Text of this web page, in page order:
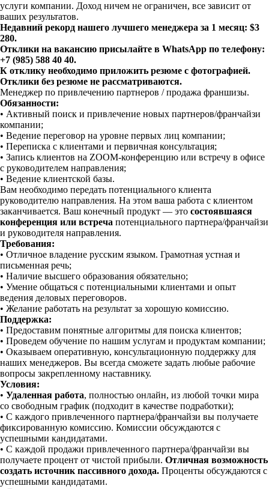
услуги компании. Доход ничем не ограничен, все зависит от
ваших результатов.
Недавний рекорд нашего лучшего менеджера за 1 месяц: $3
280.
Отклики на вакансию присылайте в WhatsApp по телефону:
+7 (985) 588 40 40.
К отклику необходимо приложить резюме с фотографией.
Отклики без резюме не рассматриваются.
Менеджер по привлечению партнеров / продажа франшизы.
Обязанности:
• Активный поиск и привлечение новых партнеров/франчайзи
компании;
• Ведение переговор на уровне первых лиц компании;
• Переписка с клиентами и первичная консультация;
• Запись клиентов на ZOOM-конференцию или встречу в офисе
с руководителем направления;
• Ведение клиентской базы.
Вам необходимо передать потенциального клиента
руководителю направления. На этом ваша работа с клиентом
заканчивается.️ Ваш конечный продукт — это состоявшаяся
конференция или встреча потенциального партнера/франчайзи
и руководителя направления.
Требования:
• Отличное владение русским языком. Грамотная устная и
письменная речь;
• Наличие высшего образования обязательно;
• Умение общаться с потенциальными клиентами и опыт
ведения деловых переговоров.
• Желание работать на результат за хорошую комиссию.
Поддержка:
• Предоставим понятные алгоритмы для поиска клиентов;
• Проведем обучение по нашим услугам и продуктам компании;
• Оказываем оперативную, консультационную поддержку для
наших менеджеров. Вы всегда сможете задать любые рабочие
вопросы закрепленному наставнику.
Условия:
• Удаленная работа, полностью онлайн, из любой точки мира
со свободным график (подходит в качестве подработки);
• С каждого привлеченного партнера/франчайзи вы получаете
фиксированную комиссию. Комиссии обсуждаются с
успешными кандидатами.
• С каждой продажи привлеченного партнера/франчайзи вы
получаете процент от чистой прибыли. Отличная возможность
создать источник пассивного дохода. Проценты обсуждаются с
успешными кандидатами.